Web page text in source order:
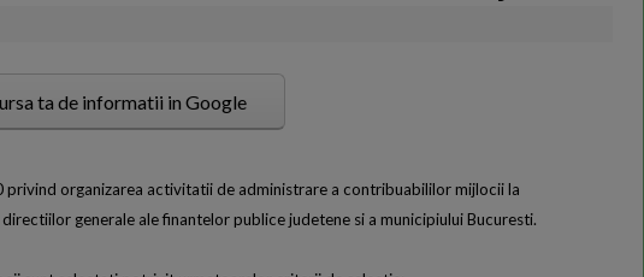
ta de informatii in Google
organizarea activitatii de administrare a contribuabililor mijlocii la
generale ale finantelor publice judetene si a municipiului Bucuresti.